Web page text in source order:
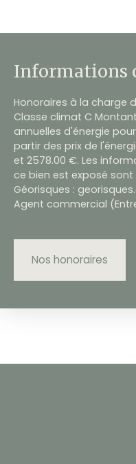
Informations
Honoraires à la charge
Classe climat C
annuelles d'énergie
partir des prix de
et 2578.00 €. Les
ce bien est exposé
Géorisques :
Agent commercial
Nos honoraires